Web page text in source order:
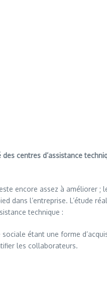
centres d’assistance
encore assez à améliorer ;
dans l’entreprise. L’étude
technique :
étant une forme
les collaborateurs.